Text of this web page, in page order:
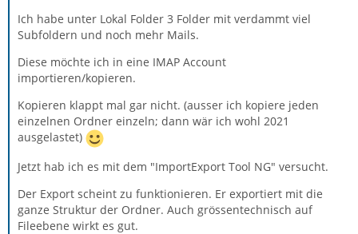
Ich habe unter Lokal Folder 3 Folder mit verdammt viel
Subfoldern und noch mehr Mails.
Diese möchte ich in eine IMAP Account
importieren/kopieren.
Kopieren klappt mal gar nicht. (ausser ich kopiere jeden
einzelnen Ordner einzeln; dann wär ich wohl 2021
ausgelastet)
Jetzt hab ich es mit dem "ImportExport Tool NG" versucht.
Der Export scheint zu funktionieren. Er exportiert mit die
ganze Struktur der Ordner. Auch grössentechnisch auf
Fileebene wirkt es gut.